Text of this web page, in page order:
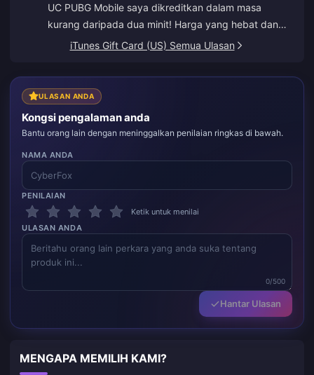
UC PUBG Mobile saya dikreditkan dalam masa
kurang daripada dua minit! Harga yang hebat dan
pembayaran yang selamat. Saya telah
sebarang masalah. Sangat disyorkan.
iTunes Gift Card (US) Semua Ulasan
ULASAN ANDA
Kongsi pengalaman anda
Bantu orang lain dengan meninggalkan penilaian ringkas di bawah.
NAMA ANDA
PENILAIAN
Ketik untuk menilai
ULASAN ANDA
0/500
Hantar Ulasan
MENGAPA MEMILIH KAMI?